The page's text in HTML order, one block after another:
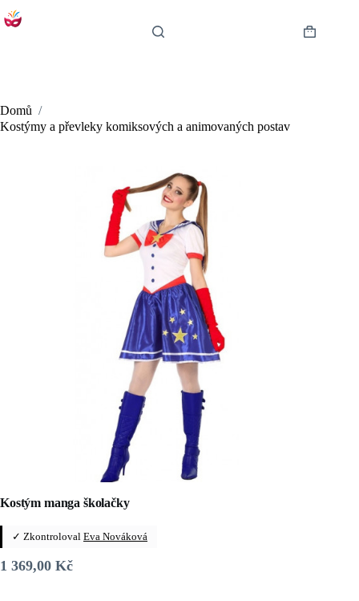
to
Shopping
Domů /
Kostýmy a převleky komiksových a animovaných postav
Kostým manga školačky
✓ Zkontroloval Eva Nováková
1 369,00 Kč